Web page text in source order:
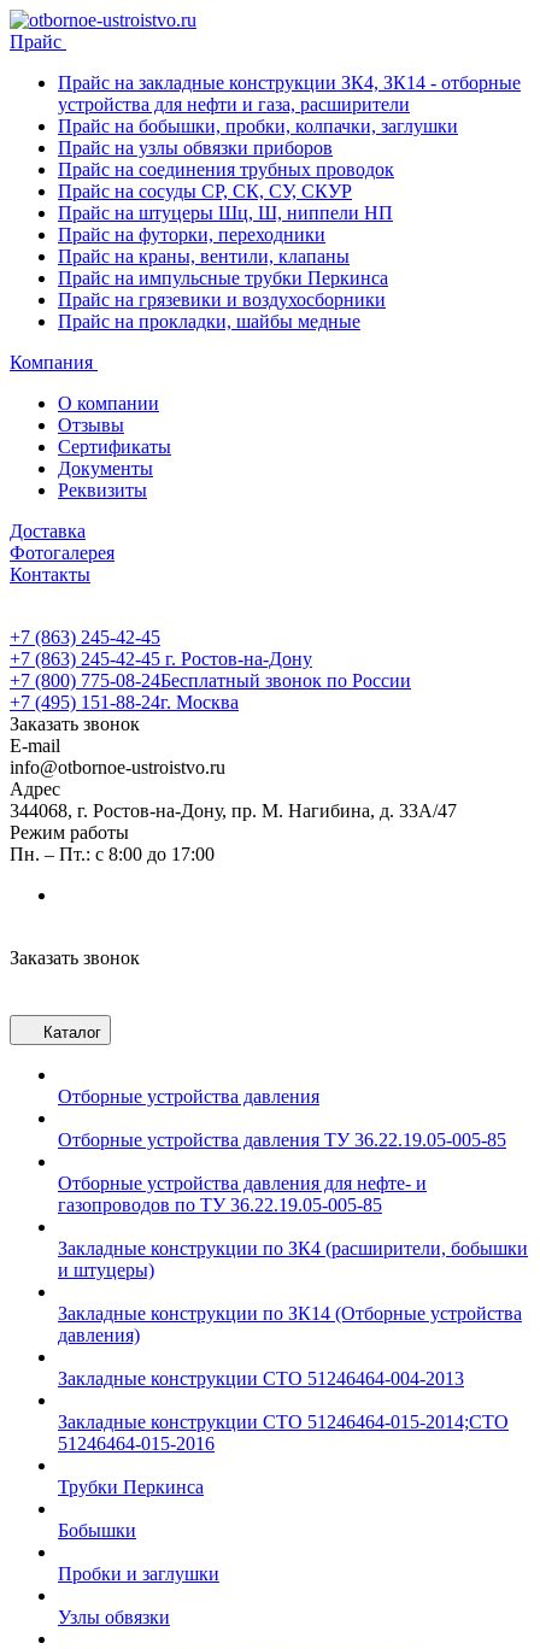
Прайс
Прайс на закладные конструкции ЗК4, ЗК14 - отборные
устройства для нефти и газа, расширители
Прайс на бобышки, пробки, колпачки, заглушки
Прайс на узлы обвязки приборов
Прайс на соединения трубных проводок
Прайс на сосуды СР, СК, СУ, СКУР
Прайс на штуцеры Шц, Ш, ниппели НП
Прайс на футорки, переходники
Прайс на краны, вентили, клапаны
Прайс на импульсные трубки Перкинса
Прайс на грязевики и воздухосборники
Прайс на прокладки, шайбы медные
Компания
О компании
Отзывы
Сертификаты
Документы
Реквизиты
Доставка
Фотогалерея
Контакты
+7 (863) 245-42-45
+7 (863) 245-42-45 г. Ростов-на-Дону
+7 (800) 775-08-24Бесплатный звонок по России
+7 (495) 151-88-24г. Москва
Заказать звонок
E-mail
info@otbornoe-ustroistvo.ru
Адрес
344068, г. Ростов-на-Дону, пр. М. Нагибина, д. 33А/47
Режим работы
Пн. – Пт.: с 8:00 до 17:00
Заказать звонок
Каталог
Отборные устройства давления
Отборные устройства давления ТУ 36.22.19.05-005-85
Отборные устройства давления для нефте- и
газопроводов по ТУ 36.22.19.05-005-85
Закладные конструкции по ЗК4 (расширители, бобышки
и штуцеры)
Закладные конструкции по ЗК14 (Отборные устройства
давления)
Закладные конструкции СТО 51246464-004-2013
Закладные конструкции СТО 51246464-015-2014;СТО
51246464-015-2016
Трубки Перкинса
Бобышки
Пробки и заглушки
Узлы обвязки